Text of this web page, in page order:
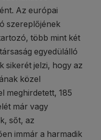
Az európai
szereplőjének
több mint két
egyedülálló
sikerét jelzi, hogy az
közel
meghirdetett, 185
már vagy
sőt, az
immár a harmadik